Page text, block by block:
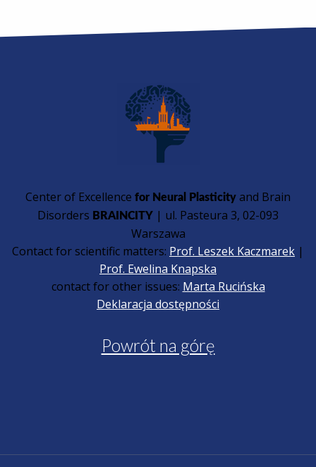
Center of Excellence for Neural Plasticity and Brain
Disorders BRAINCITY | ul. Pasteura 3, 02-093
Warszawa
Contact for scientific matters: Prof. Leszek Kaczmarek |
Prof. Ewelina Knapska
contact for other issues: Marta Rucińska
Deklaracja dostępności
Powrót na górę